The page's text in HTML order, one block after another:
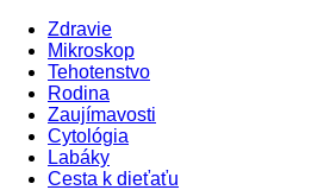
Zdravie
Mikroskop
Tehotenstvo
Rodina
Zaujímavosti
Cytológia
Labáky
Cesta k dieťaťu